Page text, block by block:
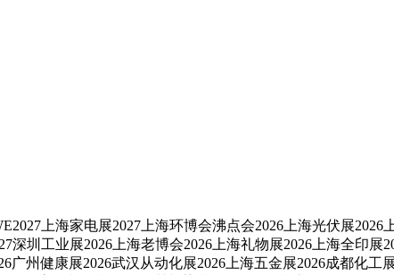
上海家电展2027上海环博会沸点会2026上海光伏展2026
深圳工业展2026上海老博会2026上海礼物展2026上海全印
州健康展2026武汉从动化展2026上海五金展2026成都化工